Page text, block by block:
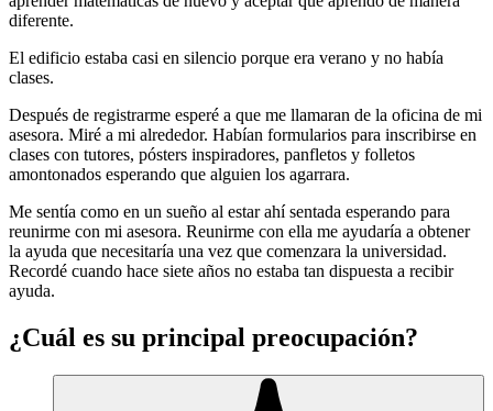
diferente.
El edificio estaba casi en silencio porque era verano y no había
clases.
Después de registrarme esperé a que me llamaran de la oficina de mi
asesora. Miré a mi alrededor. Habían formularios para inscribirse en
clases con tutores, pósters inspiradores, panfletos y folletos
amontonados esperando que alguien los agarrara.
Me sentía como en un sueño al estar ahí sentada esperando para
reunirme con mi asesora. Reunirme con ella me ayudaría a obtener
la ayuda que necesitaría una vez que comenzara la universidad.
Recordé cuando hace siete años no estaba tan dispuesta a recibir
ayuda.
¿Cuál es su principal preocupación?